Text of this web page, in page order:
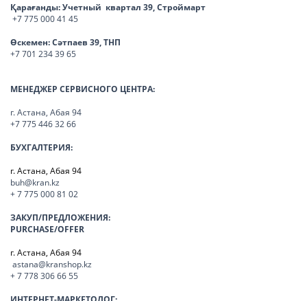
Қарағанды:Учетный квартал 39, Строймарт
+7 775 000 41 45
Өскемен:Сәтпаев 39, ТНП
+7 701 234 39 65
МЕНЕДЖЕР СЕРВИСНОГО ЦЕНТРА:
г. Астана, Абая 94
+7 775 446 32 66
БУХГАЛТЕРИЯ:
г. Астана, Абая 94
buh@kran.kz
+ 7 775 000 81 02
ЗАКУП/ПРЕДЛОЖЕНИЯ:
PURCHASE/OFFER
г. Астана, Абая 94
astana@kranshop.kz
+ 7 778 306 66 55